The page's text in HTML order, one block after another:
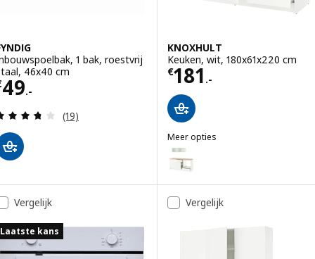
1 bak, roestvrij
46x40 cm
49.- € 49.-
Beoordeling: 3.7 van 5 sterren. Totaal
(19)
KNOXHULT
Keuken, wit, 180x61x220 cm
€181 .-
Prijs € 181.-
Meer opties
KNOXHULT
Optie: KNOXHULT, Keuken,
Vergelijk
Laatste kans
Vergelijk